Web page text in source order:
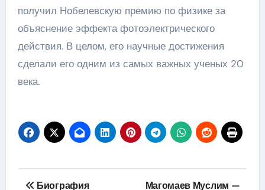
получил Нобелевскую премию по физике за
объяснение эффекта фотоэлектрического
действия. В целом, его научные достижения
сделали его одним из самых важных ученых 20
века.
Навигация
Биография
Магомаев Муслим —